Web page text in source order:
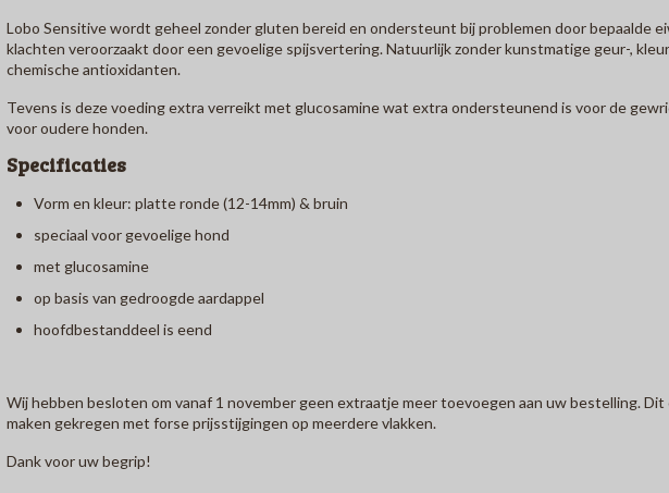
Lobo Sensitive wordt geheel zonder gluten bereid en ondersteunt bij problemen door bepaalde
klachten veroorzaakt door een gevoelige spijsvertering. Natuurlijk zonder kunstmatige geur-,
chemische antioxidanten.
Tevens is deze voeding extra verreikt met glucosamine wat extra ondersteunend is voor de
voor oudere honden.
Specificaties
Vorm en kleur: platte ronde (12-14mm) & bruin
speciaal voor gevoelige hond
met glucosamine
op basis van gedroogde aardappel
hoofdbestanddeel is eend
Wij hebben besloten om vanaf 1 november geen extraatje meer toevoegen aan uw bestelling.
maken gekregen met forse prijsstijgingen op meerdere vlakken.
Dank voor uw begrip!